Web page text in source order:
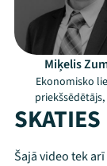
Miķelis
Ekonomisko
Šajā video tek